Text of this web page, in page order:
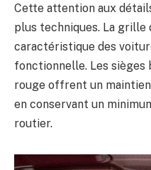
Cette attention aux
plus techniques. La grille
caractéristique des
fonctionnelle. Les sièges
rouge offrent un
en conservant un
routier.